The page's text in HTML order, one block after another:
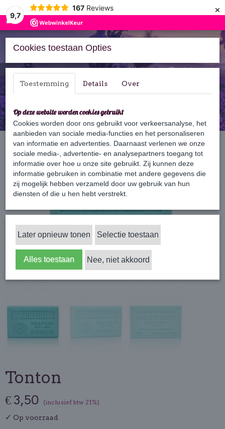
9,7
167 Reviews ×
Inloggen Registreren
Home › Zeep › 125 gram zeep › Tonton
Tonton
€ 3,50 (inclusief btw 21%)
✓ Op voorraad
Cookies toestaan Opties
Toestemming Details Over
Op deze website worden cookies gebruikt
Cookies worden door ons gebruikt voor verkeersanalyse, het
aanbieden van sociale media-functies en het personaliseren
van informatie en advertenties. Daarnaast verlenen we onze
sociale media-, advertentie- en analysepartners toegang tot
informatie over hoe u onze site gebruikt. Zij kunnen deze
informatie gebruiken in combinatie met andere gegevens die
zij mogelijk hebben verzameld door uw gebruik van hun
diensten of die u hen hebt verstrekt.
Later opnieuw tonen Selectie toestaan
Alles toestaan Nee, niet akkoord